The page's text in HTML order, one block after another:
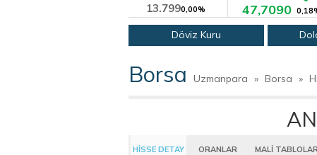
13.7990,00% 47,7090
Döviz Kuru
Borsa Uzmanpara » Borsa »
HİSSE DETAY ORANLAR MALİ